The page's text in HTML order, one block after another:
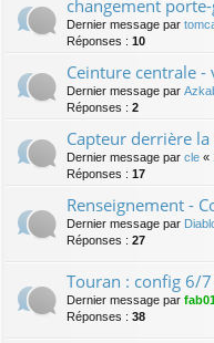
changement
Dernier message par
Réponses : 10
Ceinture centrale -
Dernier message par
Réponses : 2
Capteur derrière
Dernier message par cle «
Réponses : 17
Renseignement -
Dernier message par
Réponses : 27
Touran : config 6/
Dernier message par
Réponses : 38